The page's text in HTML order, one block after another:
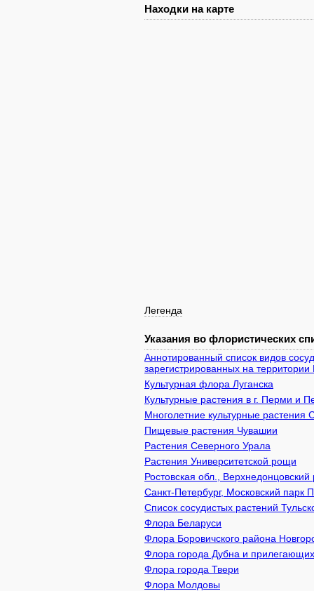
Находки на карте
Легенда
Указания во флористических
Аннотированный список видов
зарегистрированных на
Культурная флора Луганска
Культурные растения в г. Перми и
Многолетние культурные растения
Пищевые растения Чувашии
Растения Северного Урала
Растения Университетской рощи
Ростовская обл.,
Санкт-Петербург, Московский парк
Список сосудистых растений
Флора Беларуси
Флора Боровичского района
Флора города Дубна и
Флора города Твери
Флора Молдовы